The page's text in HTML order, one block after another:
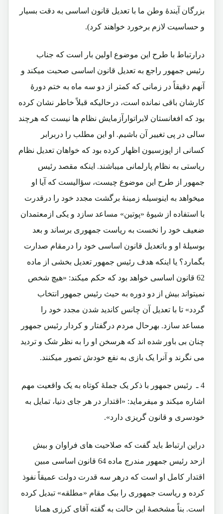
بزرگان آیندۀ وطن ما با تعدیل قانون اساسی به دقت بسیار
و حساسیت لازم برخورد خواهند کرد).
درارتباط با طرح این موضوع اولین بار است که جناب
رئیس جمهور راجع به تعدیل قانون اساسی صحبت میکند و
آنهم دقیقاً در زمانی که کمتر از دو سه ماه به ختم دورۀ
کارشان باقی نمانده است، درحالیکه قبلاً خاطر نشان کرده
بود که افغانستان لابراتوارآزمایش نظام ها نیست که هرچند
سالی در پی تغییر آن باشیم. او این مطلب را دربرابر
کسانی از اپوزسیون اظهار کرده بود که خواهان تعدیل نظام
ریاستی به نظام پارلمانی میباشند. اینکه مقصد رئیس
جمهور از طرح این موضوع چیست، سؤالیست که آیا او
میخواهد به اینوسیله زمینۀ برگشت مجدد خود را درقدرت
با استفاده از شیوۀ «پوتین» مساعد سازد و یکی ازمعتمدان
ضعیف خود را نخست به ریاست جمهوری برساند و بعد
بوسیلۀ او و باتعدیل قانون اساسی خود را درمقام صدارت
بگمارد؟ یا اینکه هدف رئیس جمهور تعدیل بخشی از ماده
62 قانون اساسی خواهد بود که حکم میکند: «هیچ شخص
نمیتواند بیش از دو دوره به حیث رئیس جمهور انتخاب
گردد» تا با تعدیل آن چانس کاندید شدن مجدد خود را
مساعد سازد. بهرحال مردم درگفتار و کردار رئیس جمهور
چنان بی باور شده اند که هرسخن او را به نظر شک و تردید
می نگرند و آنرا یک بازی به نفع خودش تصور میکنند.
4 ـ
رئیس جمهور با ذکر یک جملۀ کوتاه به یک واقعیت مهم
اشاره میکند و میفرماید: «اقتدار در هر جاى دنيا، تمايل به
خودسرى و قانون گريزى دارد».
دراین ارتباط باید گفت که صلاحیت های فراوان و بیش
ازحد رئیس جمهور مندرج ماده 64 قانون اساسی مبین
اقتدار کامل او است که درهر سه قدرت دولت عمیقاً نفوذ
کرده و ریاست جمهوری را بیک مقام «مطلقه» تبدیل کرده
است. بناً مشخصۀ این حالت به گفته آقای کرزی همانا